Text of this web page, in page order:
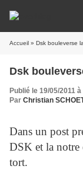
Accueil » Dsk bouleverse
Dsk
Publié le 19/05/2011
Par Christian
Dans un post
DSK et la notre
tort.